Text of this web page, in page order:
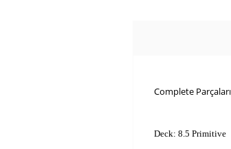
Complete
Deck: 8.5 Primitive